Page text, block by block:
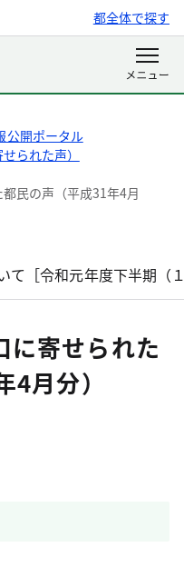
都全体で探す
公開ポータル
られた声）
民の声（平成31年4月
て［令和元年度下半期（
に寄せられた
月分）